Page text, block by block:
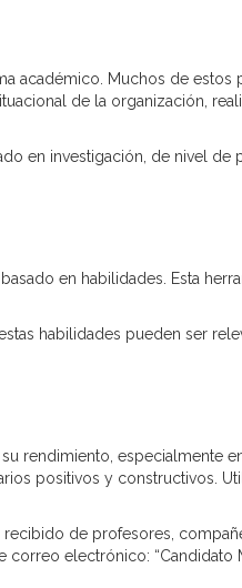
académico. Muchos de estos
de la organización,
en investigación, de nivel de
en habilidades. Esta
habilidades pueden ser
rendimiento, especialmente
positivos y constructivos.
recibido de profesores,
correo electrónico: “Candidato